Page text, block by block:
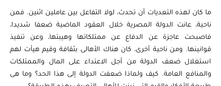
ما كان لهذه التعديات أن تحدث، لولا التفاعل بين عاملين اثنين. فمن
ناحية، عانت الدولة المصرية خلال العقود الماضية ضعفا شديدا،
فاصبحت عاجزة عن الدفاع عن ممتلكاتها وهيبتها، وعن تنفيذ
قوانينها. ومن ناحية أخرى، كان هناك الأهالى بثقافة وقيم هيأت لهم
استغلال ضعف الدولة من أجل الاعتداء على المال والممتلكات
والمنافع العامة. كيف ولماذا ضعفت الدولة إلى هذا الحد؟ وما هى